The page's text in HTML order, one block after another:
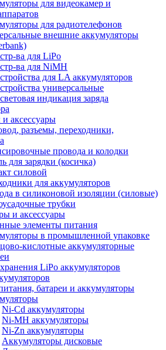
для видеокамер и
для радиотелефонов
внешние аккумуляторы
ва для LiPo
ва для NiMH
для LA аккумуляторов
универсальные
индикация заряда
аксессуары
разъемы, переходники,
провода и колодки
для зарядки (косичка)
силовой
для аккумуляторов
в силиконовой изоляции (силовые)
трубки
и аксессуары
элементы питания
в промышленной упаковке
кислотные аккумуляторные
LiPo аккумуляторов
батареи и аккумуляторы
Ni-Cd аккумуляторы
Ni-MH аккумуляторы
Ni-Zn аккумуляторы
Аккумуляторы дисковые